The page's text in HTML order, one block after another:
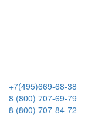
+7(495)669-68-38
8 (800) 707-69-79
8 (800) 707-84-72